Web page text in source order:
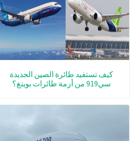
كيف تستفيد طائرة الصين الجديدة
سي919 من أزمة طائرات بوينغ؟